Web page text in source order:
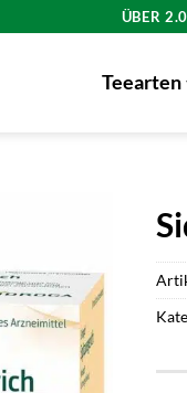
ÜBER
Teearten